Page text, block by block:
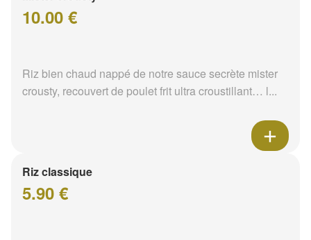
10.00 €
Riz bien chaud nappé de notre sauce secrète mister
crousty, recouvert de poulet frit ultra croustillant… l...
Riz classique
5.90 €